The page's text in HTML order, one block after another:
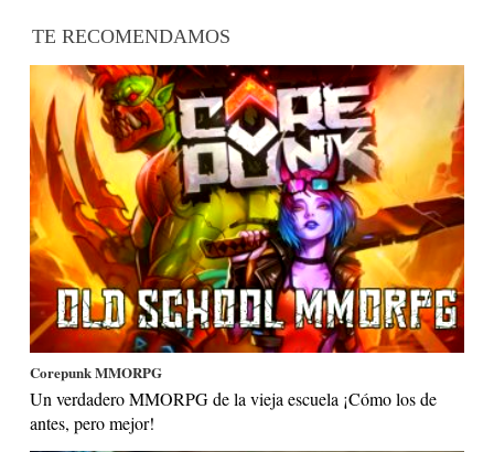
TE RECOMENDAMOS
Corepunk MMORPG
Un verdadero MMORPG de la vieja escuela ¡Cómo los de
antes, pero mejor!